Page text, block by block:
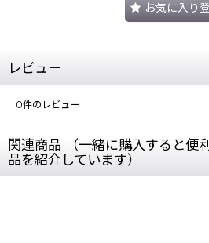
お気に入り
レビュー
0件のレビュー
関連商品 （一緒に購入すると便
品を紹介しています）